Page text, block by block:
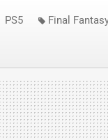
PS5 Final